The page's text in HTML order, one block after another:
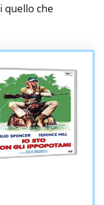
quello che